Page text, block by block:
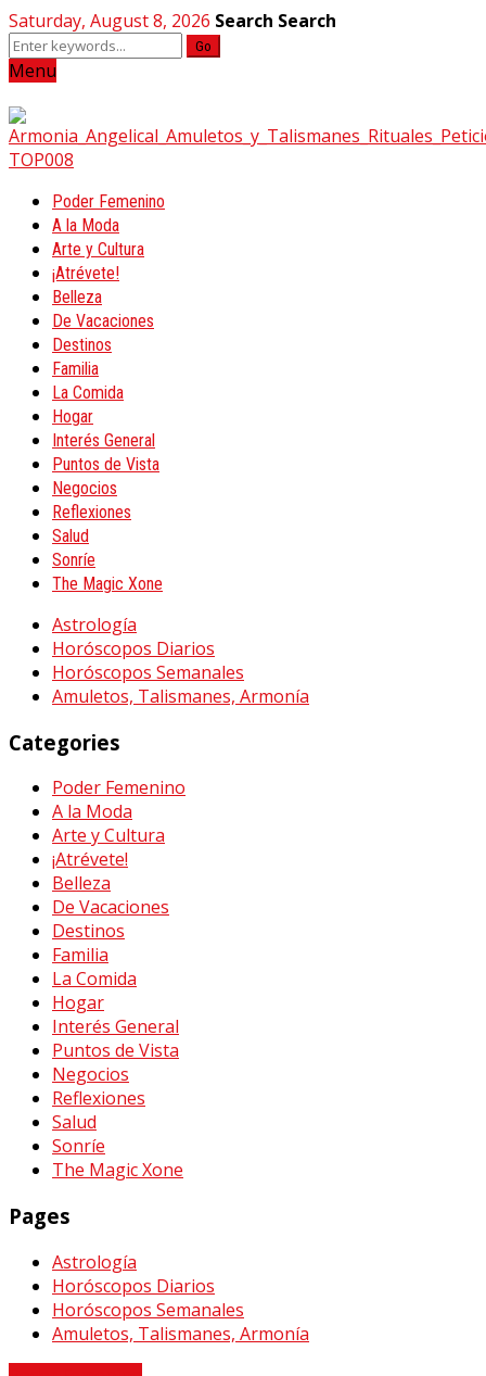
Saturday, August 8, 2026 Search Search
Go
Menu
Poder Femenino
A la Moda
Arte y Cultura
¡Atrévete!
Belleza
De Vacaciones
Destinos
Familia
La Comida
Hogar
Interés General
Puntos de Vista
Negocios
Reflexiones
Salud
Sonríe
The Magic Xone
Astrología
Horóscopos Diarios
Horóscopos Semanales
Amuletos, Talismanes, Armonía
Categories
Poder Femenino
A la Moda
Arte y Cultura
¡Atrévete!
Belleza
De Vacaciones
Destinos
Familia
La Comida
Hogar
Interés General
Puntos de Vista
Negocios
Reflexiones
Salud
Sonríe
The Magic Xone
Pages
Astrología
Horóscopos Diarios
Horóscopos Semanales
Amuletos, Talismanes, Armonía